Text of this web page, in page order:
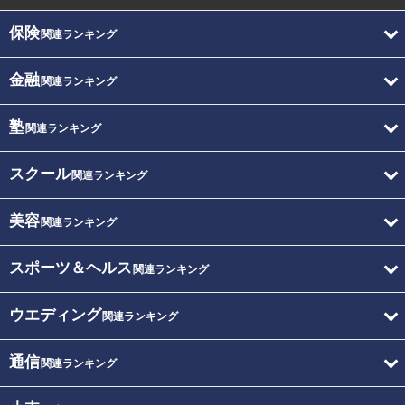
保険関連ランキング
金融関連ランキング
塾関連ランキング
スクール関連ランキング
美容関連ランキング
スポーツ＆ヘルス 関連ランキング
ウエディング関連ランキング
通信関連ランキング